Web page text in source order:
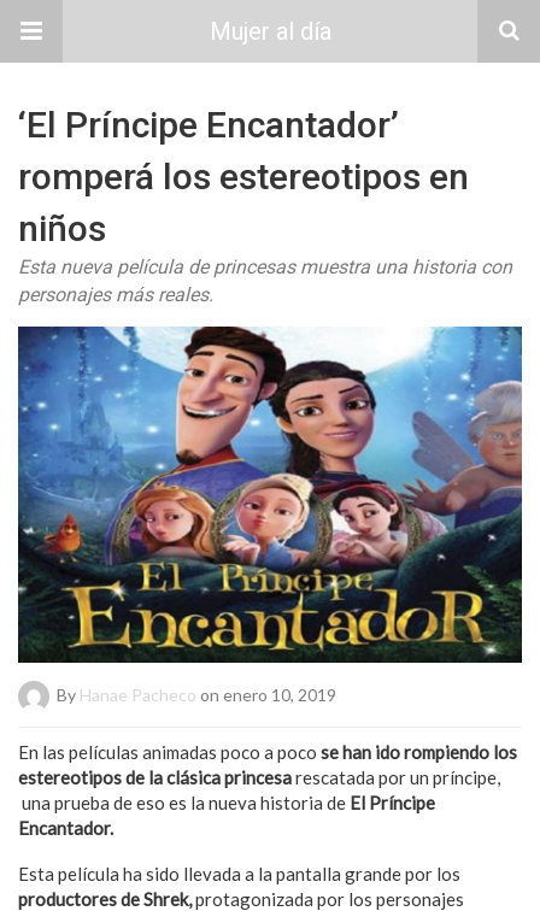
Mujer al día
‘El Príncipe Encantador’
romperá los estereotipos en
niños
Esta nueva película de princesas muestra una historia con
personajes más reales.
By Hanae Pacheco on enero 10, 2019
En las películas animadas poco a poco se han ido rompiendo los
estereotipos de la clásica princesarescatada por un príncipe,
una prueba de eso es la nueva historia de El Príncipe
Encantador.
Esta película ha sido llevada a la pantalla grande por los
productores de Shrek,protagonizada por los personajes